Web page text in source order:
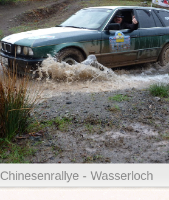
Chinesenrallye - Wasserloch